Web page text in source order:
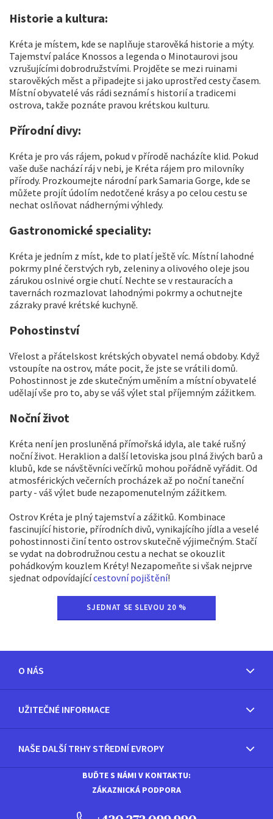
Historie a kultura:
Kréta je místem, kde se naplňuje starověká historie a mýty.
Tajemství paláce Knossos a legenda o Minotaurovi jsou
vzrušujícími dobrodružstvími. Projděte se mezi ruinami
starověkých měst a připadejte si jako uprostřed cesty časem.
Místní obyvatelé vás rádi seznámí s historií a tradicemi
ostrova, takže poznáte pravou krétskou kulturu.
Přírodní divy:
Kréta je pro vás rájem, pokud v přírodě nacházíte klid. Pokud
vaše duše nachází ráj v nebi, je Kréta rájem pro milovníky
přírody. Prozkoumejte národní park Samaria Gorge, kde se
můžete projít údolím nedotčené krásy a po celou cestu se
nechat oslňovat nádhernými výhledy.
Gastronomické speciality:
Kréta je jedním z míst, kde to platí ještě víc. Místní lahodné
pokrmy plné čerstvých ryb, zeleniny a olivového oleje jsou
zárukou oslnivé orgie chutí. Nechte se v restauracích a
tavernách rozmazlovat lahodnými pokrmy a ochutnejte
zázraky pravé krétské kuchyně.
Pohostinství
Vřelost a přátelskost krétských obyvatel nemá obdoby. Když
vstoupíte na ostrov, máte pocit, že jste se vrátili domů.
Pohostinnost je zde skutečným uměním a místní obyvatelé
udělají vše pro to, aby se váš výlet stal příjemným zážitkem.
Noční život
Kréta není jen prosluněná přímořská idyla, ale také rušný
noční život. Heraklion a další letoviska jsou plná živých barů a
klubů, kde se návštěvníci večírků mohou pořádně vyřádit. Od
atmosférických večerních procházek až po noční taneční
party - váš výlet bude nezapomenutelným zážitkem.
Ostrov Kréta je plný tajemství a zážitků. Kombinace
fascinující historie, přírodních divů, vynikajícího jídla a veselé
pohostinnosti činí tento ostrov skutečně výjimečným. Stačí
se vydat na dobrodružnou cestu a nechat se okouzlit
pohádkovým kouzlem Kréty! Nezapomeňte si však nejprve
sjednat odpovídajícícestovní pojištění!
SJEDNAT SE SLEVOU 20 %
O NÁS
UŽITEČNÉ INFORMACE
NAŠE DALŠÍ TRHY STŘEDNÍ EVROPY
BUĎTE S NÁMI V KONTAKTU:
ZÁKAZNICKÁ PODPORA